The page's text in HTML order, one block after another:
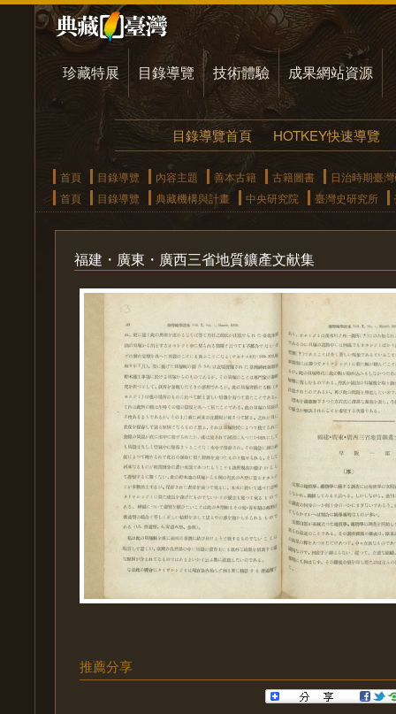
珍藏特展 目錄導覽 技術體驗 成果網站資源
目錄導覽首頁 HOTKEY快速導覽
首頁 目錄導覽 內容主題 善本古籍 古籍圖書
日治時期臺
首頁
目錄導覽 典藏機構與計畫 中央研究院 臺灣史研究所
福建・廣東・廣西三省地質鑛產文献集
推薦分享